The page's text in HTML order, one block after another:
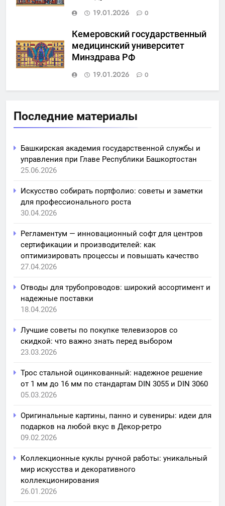
19.01.2026
0
Кемеровский государственный
медицинский университет
Минздрава РФ
19.01.2026
0
Последние материалы
Башкирская академия государственной службы и
управления при Главе Республики Башкортостан
25.06.2026
Искусство собирать портфолио: советы и заметки
для профессионального роста
30.04.2026
Регламентум — инновационный софт для центров
сертификации и производителей: как
оптимизировать процессы и повышать качество
27.04.2026
Отводы для трубопроводов: широкий ассортимент и
надежные поставки
18.04.2026
Лучшие советы по покупке телевизоров со
скидкой: что важно знать перед выбором
23.03.2026
Трос стальной оцинкованный: надежное решение
от 1 мм до 16 мм по стандартам DIN 3055 и DIN 3060
05.03.2026
Оригинальные картины, панно и сувениры: идеи для
подарков на любой вкус в Декор-ретро
09.02.2026
Коллекционные куклы ручной работы: уникальный
мир искусства и декоративного
коллекционирования
26.01.2026